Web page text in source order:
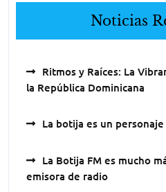
Noticias
Ritmos y Raíces: La
la República Dominicana
La botija es un
La Botija FM es mucho
emisora de radio